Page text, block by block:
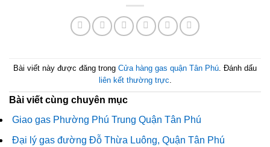
Bài viết này được đăng trong Cửa hàng gas quận Tân Phú. Đánh dấu
liên kết thường trực.
Bài viết cùng chuyên mục
Giao gas Phường Phú Trung Quận Tân Phú
Đại lý gas đường Đỗ Thừa Luông, Quận Tân Phú